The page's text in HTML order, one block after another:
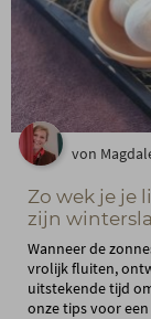
von
Zo wek je je
zijn
Wanneer de
vrolijk fluiten,
uitstekende tijd
onze tips voor